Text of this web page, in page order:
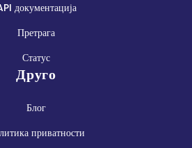
документација
Претрага
Статус
Друго
Блог
приватности